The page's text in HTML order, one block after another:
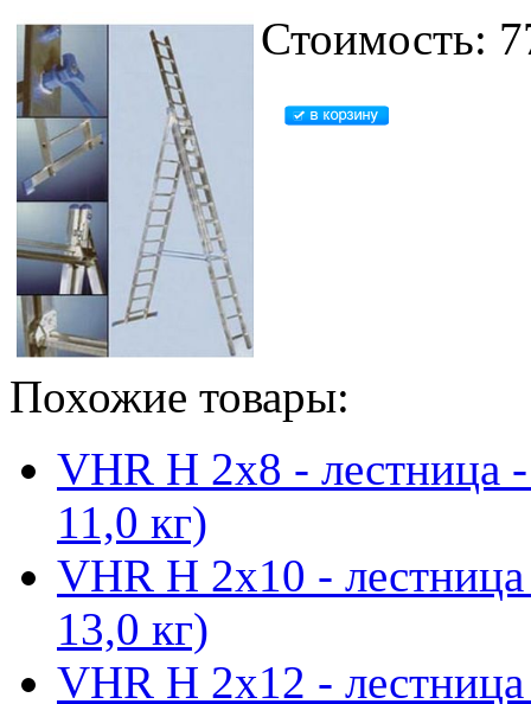
Стоимость:
Похожие товары:
VHR H 2x8 - лестница
11,0 кг)
VHR H 2x10 -
13,0 кг)
VHR H 2x12 -